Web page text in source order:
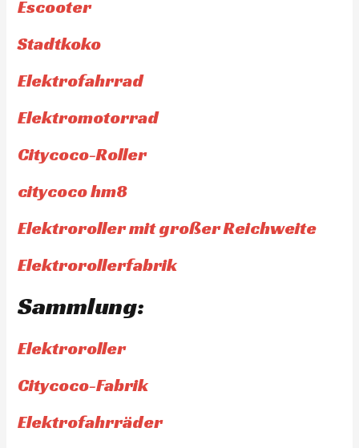
Escooter
Stadtkoko
Elektrofahrrad
Elektromotorrad
Citycoco-Roller
citycoco hm8
Elektroroller mit großer Reichweite
Elektrorollerfabrik
Sammlung:
Elektroroller
Citycoco-Fabrik
Elektrofahrräder